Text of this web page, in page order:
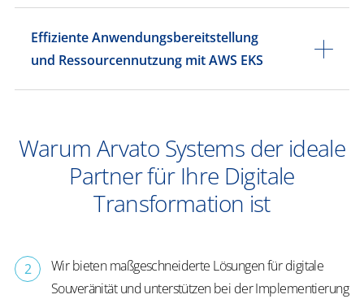
Effiziente Anwendungsbereitstellung
und Ressourcennutzung mit AWS EKS
Warum Arvato Systems der ideale
Partner für Ihre Digitale
Transformation ist
Wir bieten maßgeschneiderte Lösungen für digitale
Souveränität und unterstützen bei der Implementierung